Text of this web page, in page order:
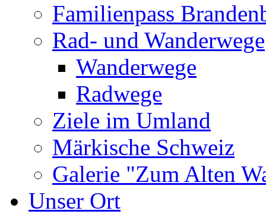
Familienpass
Rad- und Wanderwege
Wanderwege
Radwege
Ziele im Umland
Märkische Schweiz
Galerie "Zum Alten
Unser Ort